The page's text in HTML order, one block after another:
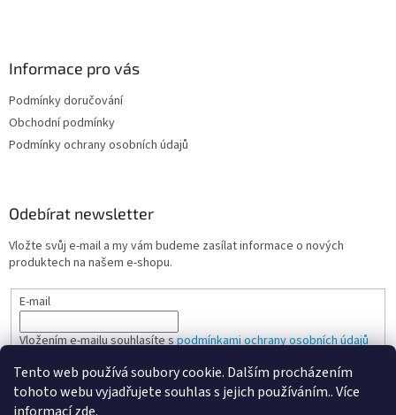
Tento web používá soubory cookie. Dalším procházením
tohoto webu vyjadřujete souhlas s jejich používáním.. Více
Informace pro vás
Podmínky doručování
Obchodní podmínky
Podmínky ochrany osobních údajů
Odebírat newsletter
Vložte svůj e-mail a my vám budeme zasílat informace o nových
produktech na našem e-shopu.
E-mail
Vložením e-mailu souhlasíte spodmínkami ochrany osobních údajů
PŘIHLÁSIT SE